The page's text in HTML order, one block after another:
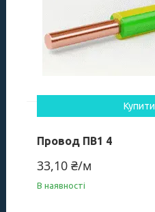
Купити
Провод ПВ1 4
33,10 ₴/м
В наявності